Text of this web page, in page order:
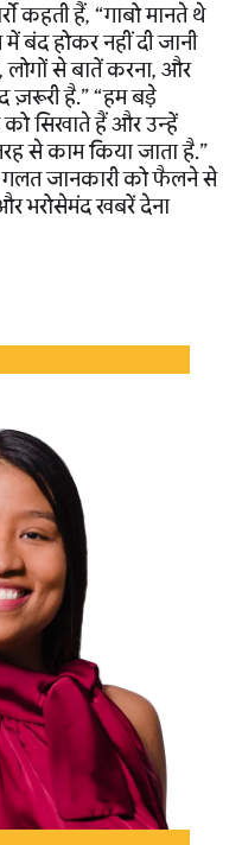
कहती हैं, “गाबो मानते थे
बंद होकर नहीं दी जानी
से बातें करना, और
ज़रूरी है.” “हम बड़े
को सिखाते हैं और उन्हें
से काम किया जाता है.”
जानकारी को फैलने से
भरोसेमंद खबरें देना